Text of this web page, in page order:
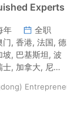
Experts
年
全职
门, 香港, 法国, 德
, 巴基斯坦, 波
, 加拿大, 尼加